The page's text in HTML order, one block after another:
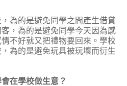
為的是避免同學之間產生借貸
，為的是避免同學今天因為感
不好就又把禮物要回來。學校
為的是避免玩具被玩壞而衍生
在學校做生意？